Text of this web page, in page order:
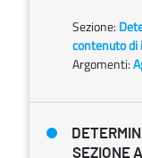
Sezione:
contenuto di
Argomenti:
SEZIONE